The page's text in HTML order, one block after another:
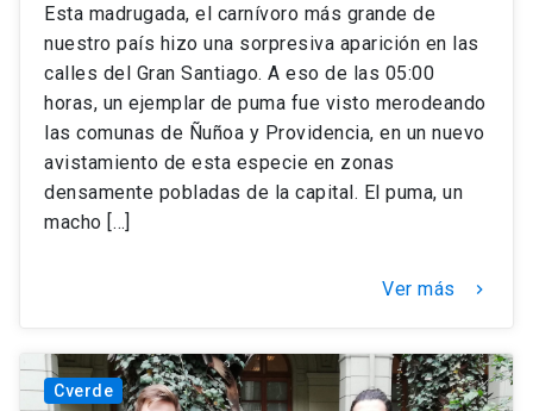
Esta madrugada, el carnívoro más grande de
nuestro país hizo una sorpresiva aparición en las
calles del Gran Santiago. A eso de las 05:00
horas, un ejemplar de puma fue visto merodeando
las comunas de Ñuñoa y Providencia, en un nuevo
avistamiento de esta especie en zonas
densamente pobladas de la capital. El puma, un
macho […]
Ver más keyboard_arrow_right
Cverde